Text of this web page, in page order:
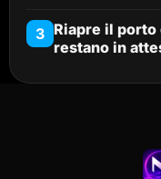
3 Riapre il
restano in